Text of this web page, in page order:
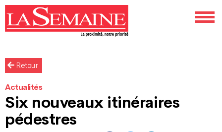
Retour
Actualités
Six nouveaux itinéraires
pédestres